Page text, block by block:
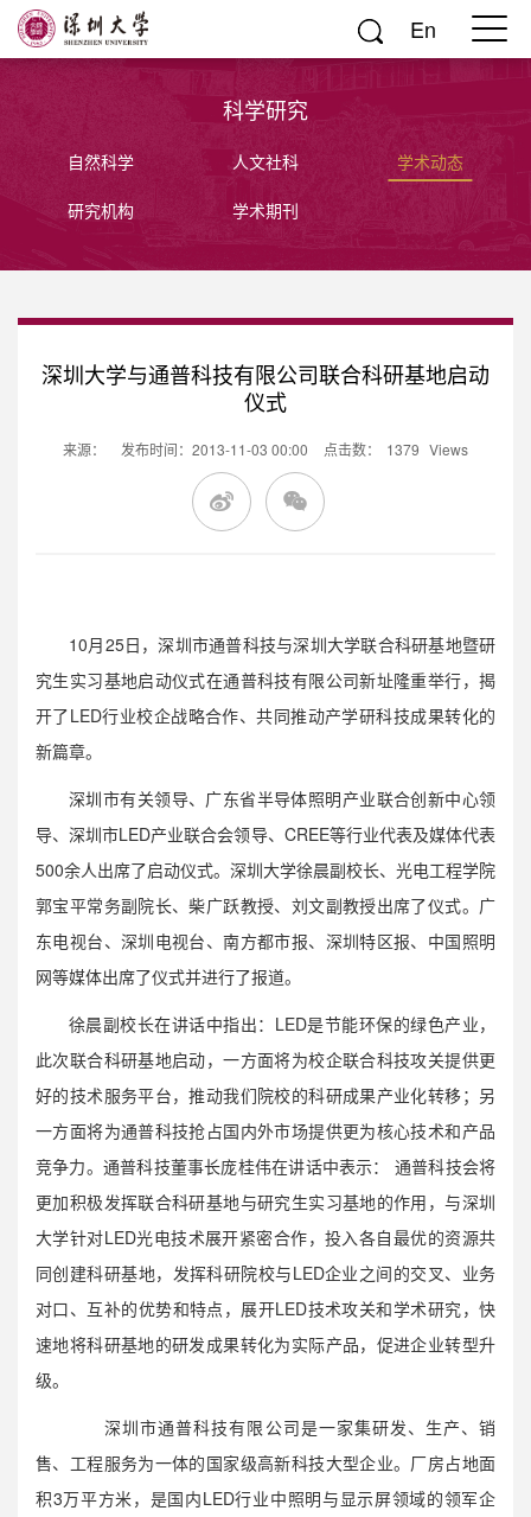
En
科学研究
自然科学 人文社科 学术动态
研究机构 学术期刊
深圳大学与通普科技有限公司联合科研基地启动
仪式
来源： 发布时间：2013-11-03 00:00 点击数： 1379 Views
10月25日，深圳市通普科技与深圳大学联合科研基地暨研
究生实习基地启动仪式在通普科技有限公司新址隆重举行，揭
开了LED行业校企战略合作、共同推动产学研科技成果转化的
新篇章。
深圳市有关领导、广东省半导体照明产业联合创新中心领
导、深圳市LED产业联合会领导、CREE等行业代表及媒体代表
500余人出席了启动仪式。深圳大学徐晨副校长、光电工程学院
郭宝平常务副院长、柴广跃教授、刘文副教授出席了仪式。广
东电视台、深圳电视台、南方都市报、深圳特区报、中国照明
网等媒体出席了仪式并进行了报道。
徐晨副校长在讲话中指出：LED是节能环保的绿色产业，
此次联合科研基地启动，一方面将为校企联合科技攻关提供更
好的技术服务平台，推动我们院校的科研成果产业化转移；另
一方面将为通普科技抢占国内外市场提供更为核心技术和产品
竞争力。通普科技董事长庞桂伟在讲话中表示： 通普科技会将
更加积极发挥联合科研基地与研究生实习基地的作用，与深圳
大学针对LED光电技术展开紧密合作，投入各自最优的资源共
同创建科研基地，发挥科研院校与LED企业之间的交叉、业务
对口、互补的优势和特点，展开LED技术攻关和学术研究，快
速地将科研基地的研发成果转化为实际产品，促进企业转型升
级。
深圳市通普科技有限公司是一家集研发、生产、销
售、工程服务为一体的国家级高新科技大型企业。厂房占地面
积3万平方米，是国内LED行业中照明与显示屏领域的领军企